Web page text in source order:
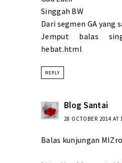
Singgah BW
Dari segmen GA yang
Jemput balas
hebat.html
REPLY
Blog Santai
28 OCTOBER 2014 AT
Balas kunjungan